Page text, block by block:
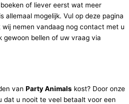
of liever eerst wat meer
allemaal mogelijk. Vul op deze pagina
nemen vandaag nog contact met u
gewoon bellen of uw vraag via
van Party Animals kost? Door onze
dat u nooit te veel betaalt voor een